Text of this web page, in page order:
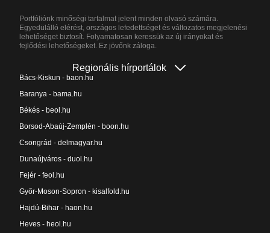
Portfóliónk minőségi tartalmat jelent minden olvasó számára.
Egyedülálló elérést, országos lefedettséget és változatos megjelenési
lehetőséget biztosít. Folyamatosan keressük az új irányokat és
fejlődési lehetőségeket. Ez jövőnk záloga.
Regionális hírportálok
Bács-Kiskun - baon.hu
Baranya - bama.hu
Békés - beol.hu
Borsod-Abaúj-Zemplén - boon.hu
Csongrád - delmagyar.hu
Dunaújváros - duol.hu
Fejér - feol.hu
Győr-Moson-Sopron - kisalfold.hu
Hajdú-Bihar - haon.hu
Heves - heol.hu